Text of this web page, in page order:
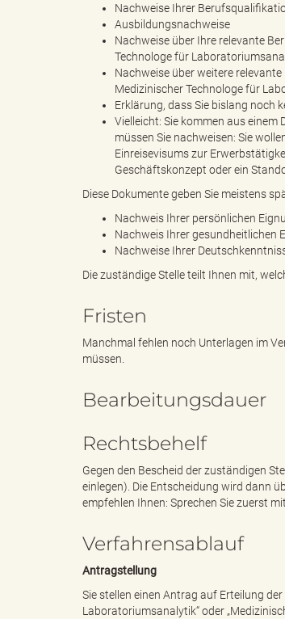
Nachweise Ihrer
Ausbildungsnachweise
Nachweise über Ihre relevante
Technologe für
Nachweise über weitere
Medizinischer Technologe für
Erklärung, dass Sie bislang noch
Vielleicht: Sie kommen aus einem
müssen Sie nachweisen: Sie
Einreisevisums zur
Geschäftskonzept oder ein
Diese Dokumente geben Sie meistens
Nachweis Ihrer persönlichen
Nachweis Ihrer gesundheitlichen
Nachweise Ihrer
Die zuständige Stelle teilt Ihnen mit,
Fristen
Manchmal fehlen noch Unterlagen im
müssen.
Bearbeitungsdauer
Rechtsbehelf
Gegen den Bescheid der zuständigen
einlegen). Die Entscheidung wird dann
empfehlen Ihnen: Sprechen Sie zuerst
Verfahrensablauf
Antragstellung
Sie stellen einen Antrag auf Erteilung
Laboratoriumsanalytik“ oder